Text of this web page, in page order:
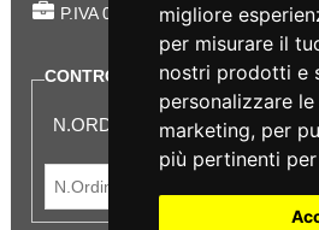
migliore
per misurare il
nostri prodotti e
personalizzare
marketing, per
più pertinenti
P.IVA 02342180797
CONTROLLA LO STATO DEL
N.ORDINE: